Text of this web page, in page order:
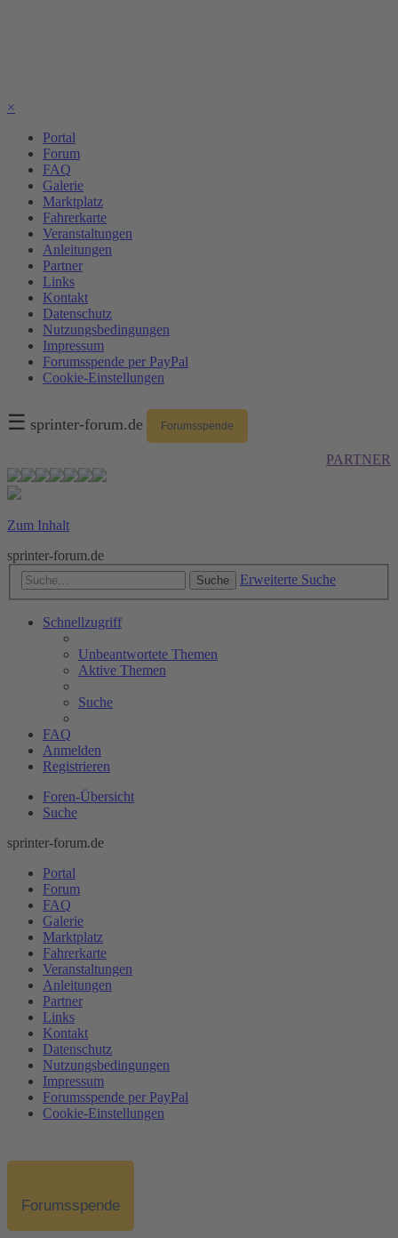
×
Portal
Forum
FAQ
Galerie
Marktplatz
Fahrerkarte
Veranstaltungen
Anleitungen
Partner
Links
Kontakt
Datenschutz
Nutzungsbedingungen
Impressum
Forumsspende per PayPal
Cookie-Einstellungen
☰ sprinter-forum.de Forumsspende
PARTNER
Zum Inhalt
sprinter-forum.de
Suche Erweiterte Suche
Schnellzugriff
Unbeantwortete Themen
Aktive Themen
Suche
FAQ
Anmelden
Registrieren
Foren-Übersicht
Suche
sprinter-forum.de
Portal
Forum
FAQ
Galerie
Marktplatz
Fahrerkarte
Veranstaltungen
Anleitungen
Partner
Links
Kontakt
Datenschutz
Nutzungsbedingungen
Impressum
Forumsspende per PayPal
Cookie-Einstellungen
Forumsspende